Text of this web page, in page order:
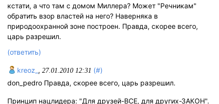
кстати, а что там с домом Миллера? Может "Речникам"
обратить взор властей на него? Наверняка в
природоохранной зоне построен. Правда, скорее всего,
царь разрешил.
(ответить)
kreoz_ , 27.01.2010 12:31 (#)
don_pedro Правда, скорее всего, царь разрешил.
Принцип нацлидера: "Для друзей-ВСЕ, для других-ЗАКОН".